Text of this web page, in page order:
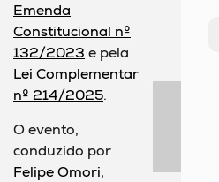
Emenda
Constitucional nº
132/2023 e pela
Lei Complementar
nº 214/2025.
O evento,
conduzido por
Felipe Omori,